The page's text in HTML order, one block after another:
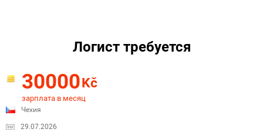
Логист требуется
30000Kč
зарплата в месяц
Чехия
29.07.2026